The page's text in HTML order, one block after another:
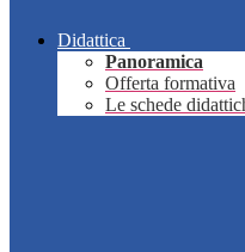
Didattica
Panoramica
Offerta formativa
Le schede